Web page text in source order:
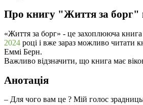
Про книгу "Життя за борг"
«Життя за борг» - це захоплююча
2024 році і вже зараз можливо читати
Еммі Берн.
Важливо відзначити, що книга має
Анотація
– Для чого вам це ? Мій голос